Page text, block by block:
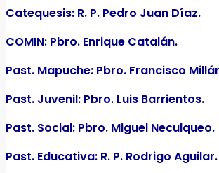
Catequesis: R. P. Pedro Juan Díaz.
COMIN: Pbro. Enrique Catalán.
Past. Mapuche: Pbro. Francisco
Past. Juvenil: Pbro. Luis Barrientos.
Past. Social: Pbro. Miguel Neculqueo.
Past. Educativa: R. P. Rodrigo Aguilar.